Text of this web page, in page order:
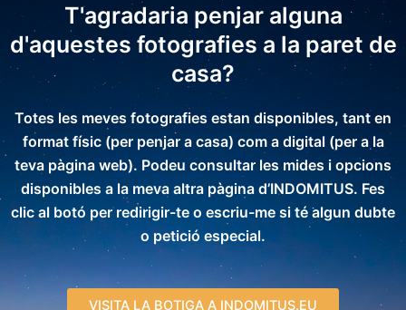
T'agradaria penjar alguna
d'aquestes fotografies a la paret de
casa?
Totes les meves fotografies estan disponibles, tant en
format físic (per penjar a casa) com a digital (per a la
teva pàgina web). Podeu consultar les mides i opcions
disponibles a la meva altra pàgina d’INDOMITUS. Fes
clic al botó per redirigir-te o escriu-me si té algun dubte
o petició especial.
VISITA LA BOTIGA A INDOMITUS.EU